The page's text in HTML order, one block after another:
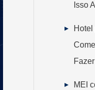
Isso
MEI